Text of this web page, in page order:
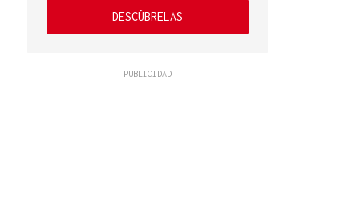
DESCÚBRELAS